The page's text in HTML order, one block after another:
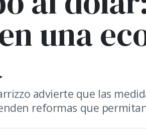
una
advierte que las
reformas que